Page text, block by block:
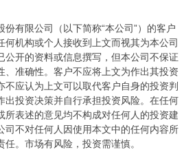
有限公司（以下简称“本公司”）的客户
何机构或个人接收到上文而视其为本公司
公开的资料或信息撰写，但本公司不保证
、准确性。客户不应将上文为作出其投资
不应认为上文可以取代客户自身的投资判
出投资决策并自行承担投资风险。在任何
所表述的意见均不构成对任何人的投资建
司不对任何人因使用本文中的任何内容所
。市场有风险，投资需谨慎。